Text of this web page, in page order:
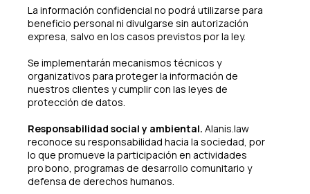
La información confidencial no podrá utilizarse para
beneficio personal ni divulgarse sin autorización
expresa, salvo en los casos previstos por la ley.
Se implementarán mecanismos técnicos y
organizativos para proteger la información de
nuestros clientes y cumplir con las leyes de
protección de datos.
Responsabilidad social y ambiental. Alanis.law
reconoce su responsabilidad hacia la sociedad, por
lo que promueve la participación en actividades
pro bono, programas de desarrollo comunitario y
defensa de derechos humanos.